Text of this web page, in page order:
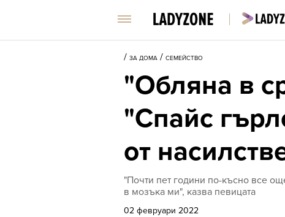
/ ЗА ДОМА / СЕМЕЙСТВО
"Обляна в
"Спайс
от
"Почти пет години по-късно все
в мозъка ми", казва певицата
02 февруари 2022